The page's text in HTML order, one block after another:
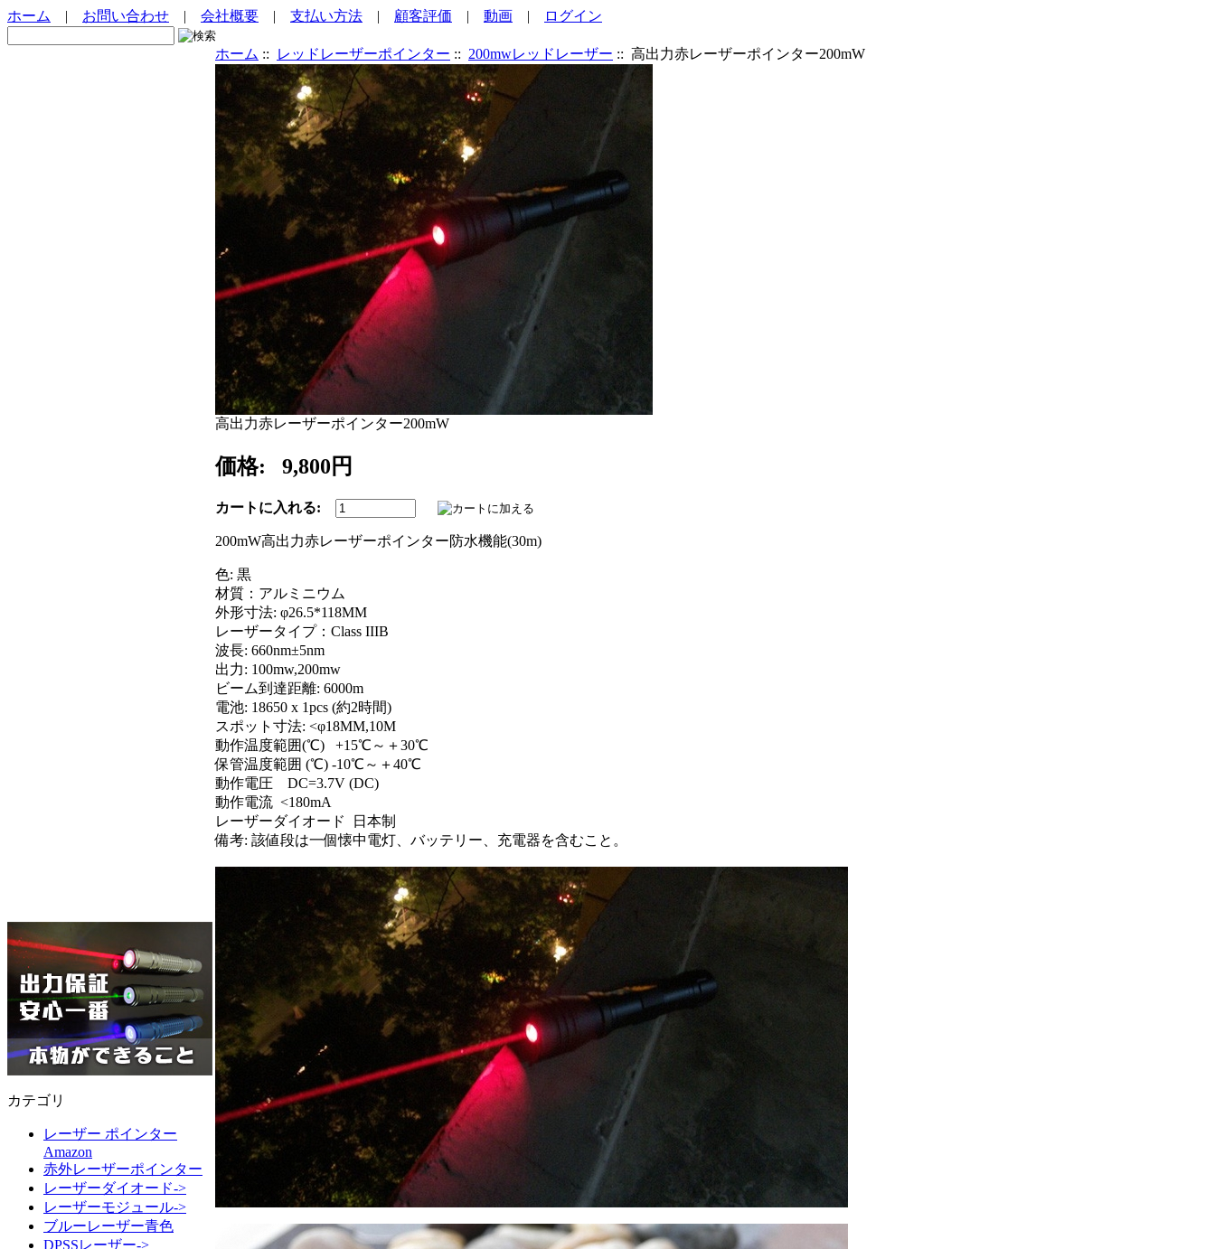
ホーム | お問い合わせ | 会社概要 | 支払い方法 | 顧客評価 | 動画 | ログイン
カテゴリ
レーザー ポインター
Amazon
赤外レーザーポインター
レーザーダイオード->
レーザーモジュール->
ブルーレーザー青色
DPSSレーザー->
ホーム :: レッドレーザーポインター :: 200mwレッドレーザー :: 高出力赤レーザーポインター200mW
高出力赤レーザーポインター200mW
価格: 9,800円
カートに入れる:
200mW高出力赤レーザーポインター防水機能(30m)
色: 黒
材質：アルミニウム
外形寸法: φ26.5*118MM
レーザータイプ：Class IIIB
波長: 660nm±5nm
出力: 100mw,200mw
ビーム到達距離: 6000m
電池: 18650 x 1pcs (約2時間)
スポット寸法: <φ18MM,10M
動作温度範囲(℃) +15℃～＋30℃
保管温度範囲 (℃) -10℃～＋40℃
動作電圧 DC=3.7V (DC)
動作電流 <180mA
レーザーダイオード 日本制
備考: 該値段は一個懐中電灯、バッテリー、充電器を含むこと。